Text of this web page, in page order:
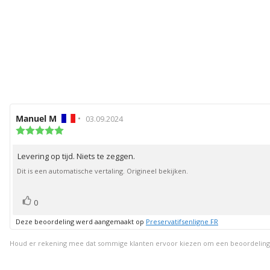
Auteur
van
beoordeling:
Manuel M • Beoordelingsdatum:
03.09.2024
5
sterren
Beoordelingstekst:
Levering op tijd. Niets te zeggen.
Dit is een automatische vertaling. Origineel bekijken.
Stem
omhoog
0
Deze beoordeling werd aangemaakt op Preservatifsenligne FR
Houd er rekening mee dat sommige klanten ervoor kiezen om een